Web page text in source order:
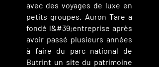
avec des voyages de luxe en
petits groupes. Auron Tare a
fondé l&#39;entreprise après
avoir passé plusieurs années
à faire du parc national de
Butrint un site du patrimoine